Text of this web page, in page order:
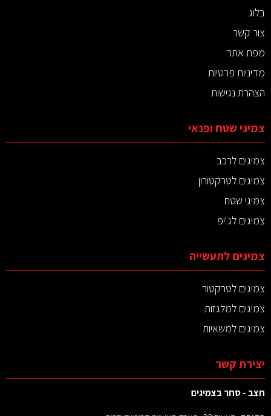
בלוג
צור קשר
מפת אתר
מדיניות פרטיות
הצהרת נגישות
צמיגי שטח ופנאי
צמיגים לרכב
צמיגים לטרקטורון
צמיגי שטח
צמיגים לג'יפ
צמיגים לתעשייה
צמיגים לטרקטור
צמיגים למלגזות
צמיגים למשאיות
יצירת קשר
חצב - סחר בצמיגים